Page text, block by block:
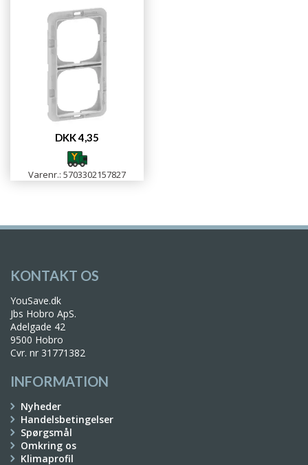
DKK 4,35
Varenr.: 5703302157827
KONTAKT OS
YouSave.dk
Jbs Hobro ApS.
Adelgade 42
9500 Hobro
Cvr. nr 31771382
INFORMATION
Nyheder
Handelsbetingelser
Spørgsmål
Omkring os
Klimaprofil